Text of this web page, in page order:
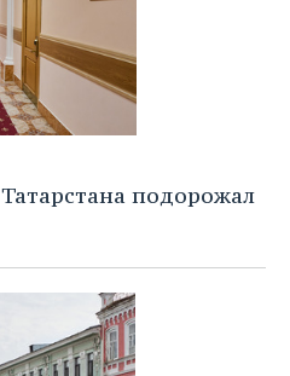
подорожал